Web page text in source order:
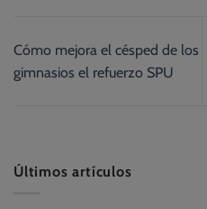
Cómo mejora el césped de los
gimnasios el refuerzo SPU
Últimos artículos